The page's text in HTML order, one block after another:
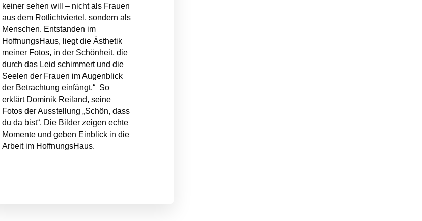
keiner sehen will – nicht als Frauen
aus dem Rotlichtviertel, sondern als
Menschen. Entstanden im
HoffnungsHaus, liegt die Ästhetik
meiner Fotos, in der Schönheit, die
durch das Leid schimmert und die
Seelen der Frauen im Augenblick
der Betrachtung einfängt.“ So
erklärt Dominik Reiland, seine
Fotos der Ausstellung „Schön, dass
du da bist“. Die Bilder zeigen echte
Momente und geben Einblick in die
Arbeit im HoffnungsHaus.